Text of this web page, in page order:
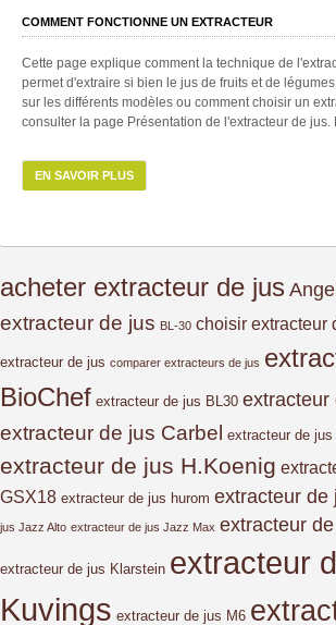
COMMENT FONCTIONNE UN EXTRACTEUR
Cette page explique comment la technique de
permet d'extraire si bien le jus de fruits et de
sur les différents modèles ou comment choisir un
consulter la page Présentation de l'extracteur de jus.
EN SAVOIR PLUS
acheter extracteur de jus
extracteur de jus BL-30 choisir extracteur
extracteur de jus comparer extracteurs de jus
BioChef extracteur de jus BL30 extracteur
extracteur de jus Carbel extracteur de
extracteur de jus H.Koenig
GSX18 extracteur de jus hurom extracteur de
jus Jazz Alto extracteur de jus Jazz Max extracteur
extracteur de jus Klarstein extracteur
Kuvings extracteur de jus M6